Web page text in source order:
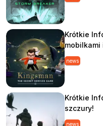
Krótkie
news
Krótkie
szczury!
news